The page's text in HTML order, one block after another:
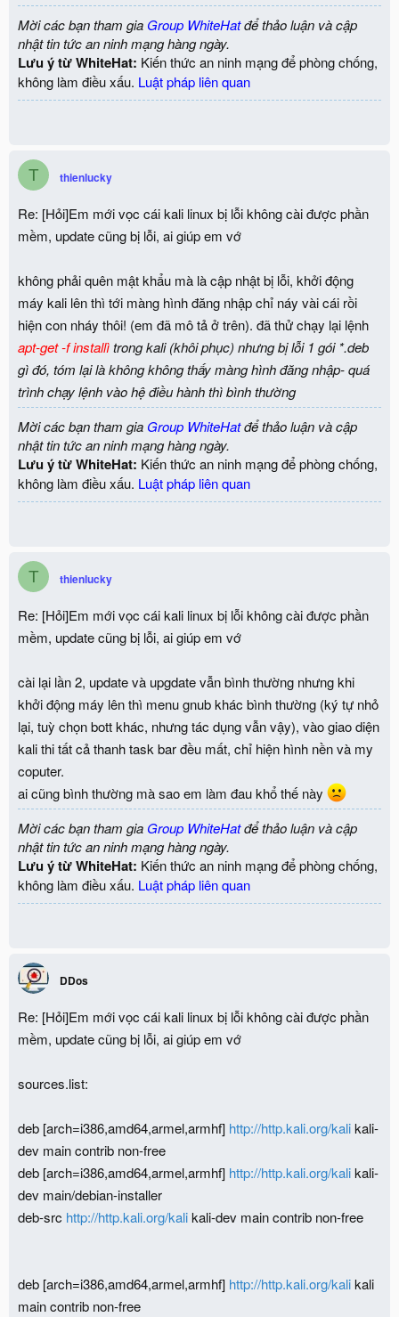
Mời các bạn tham gia Group WhiteHatđể thảo luận và cập
nhật tin tức an ninh mạng hàng ngày.
Lưu ý từ WhiteHat: Kiến thức an ninh mạng để phòng chống,
không làm điều xấu. Luật pháp liên quan
T thienlucky
Re: [Hỏi]Em mới vọc cái kali linux bị lỗi không cài được phần
mềm, update cũng bị lỗi, ai giúp em vớ
không phải quên mật khẩu mà là cập nhật bị lỗi, khởi động
máy kali lên thì tới màng hình đăng nhập chỉ náy vài cái rồi
hiện con nháy thôi! (em đã mô tả ở trên). đã thử chạy lại lệnh
apt-get -f installìtrong kali (khôi phục) nhưng bị lỗi 1 gói *.deb
gì đó, tóm lại là không không thấy màng hình đăng nhập- quá
trình chạy lệnh vào hệ điều hành thì bình thường
Mời các bạn tham gia Group WhiteHatđể thảo luận và cập
nhật tin tức an ninh mạng hàng ngày.
Lưu ý từ WhiteHat: Kiến thức an ninh mạng để phòng chống,
không làm điều xấu. Luật pháp liên quan
T thienlucky
Re: [Hỏi]Em mới vọc cái kali linux bị lỗi không cài được phần
mềm, update cũng bị lỗi, ai giúp em vớ
cài lại lần 2, update và upgdate vẫn bình thường nhưng khi
khởi động máy lên thì menu gnub khác bình thường (ký tự nhỏ
lại, tuỳ chọn bott khác, nhưng tác dụng vẫn vậy), vào giao diện
kali thi tất cả thanh task bar đều mất, chỉ hiện hình nền và my
coputer.
ai cũng bình thường mà sao em làm đau khổ thế này
Mời các bạn tham gia Group WhiteHatđể thảo luận và cập
nhật tin tức an ninh mạng hàng ngày.
Lưu ý từ WhiteHat: Kiến thức an ninh mạng để phòng chống,
không làm điều xấu. Luật pháp liên quan
DDos
Re: [Hỏi]Em mới vọc cái kali linux bị lỗi không cài được phần
mềm, update cũng bị lỗi, ai giúp em vớ
sources.list:
deb [arch=i386,amd64,armel,armhf] http://http.kali.org/kalikali-
dev main contrib non-free
deb [arch=i386,amd64,armel,armhf] http://http.kali.org/kalikali-
dev main/debian-installer
deb-src http://http.kali.org/kalikali-dev main contrib non-free
deb [arch=i386,amd64,armel,armhf] http://http.kali.org/kalikali
main contrib non-free